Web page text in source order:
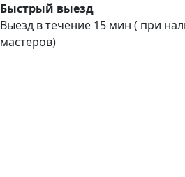
Быстрый выезд
Выезд в течение 15 мин ( при
мастеров)